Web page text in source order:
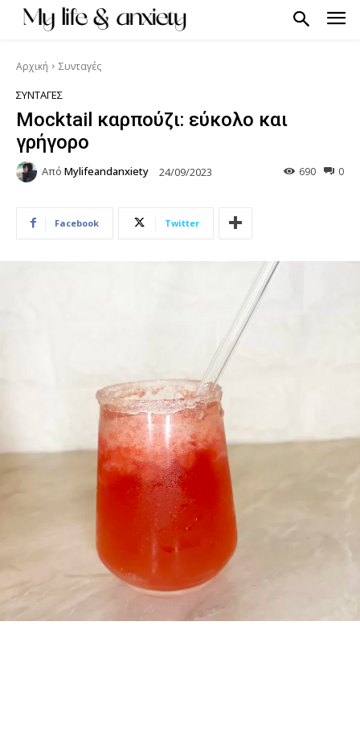
Αρχική Συνταγές
ΣΥΝΤΑΓΈΣ
Mocktail καρπούζι: εύκολο και
γρήγορο
Από Mylifeandanxiety 24/09/2023 0
690
Facebook Twitter